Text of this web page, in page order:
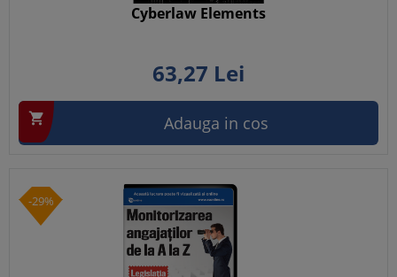
Cyberlaw Elements
63,27 Lei
 Adauga in cos
-29%